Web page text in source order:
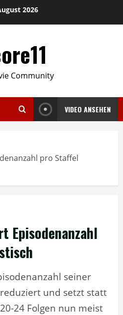
2026
Community
VIDEO ANSEHEN
pro Staffel
Episodenanzahl
seiner
und setzt statt
24 Folgen nun meist